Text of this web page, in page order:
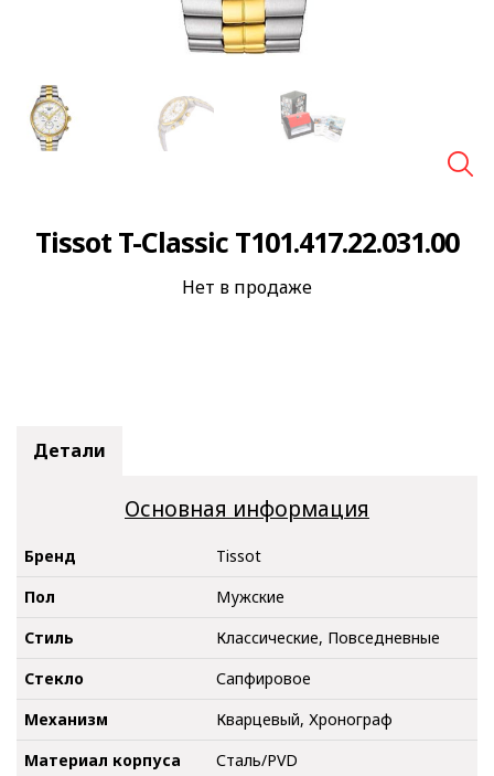
Tissot T-Classic T101.417.22.031.00
Нет в продаже
Детали
Основная информация
Бренд
Tissot
Пол
Мужские
Стиль
Классические, Повседневные
Стекло
Сапфировое
Механизм
Кварцевый, Хронограф
Материал корпуса
Сталь/PVD